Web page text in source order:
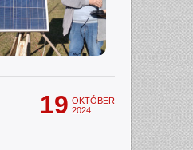
19 OKTÓBER
2024